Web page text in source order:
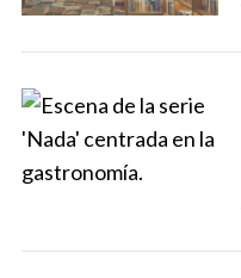
r
h
f
r